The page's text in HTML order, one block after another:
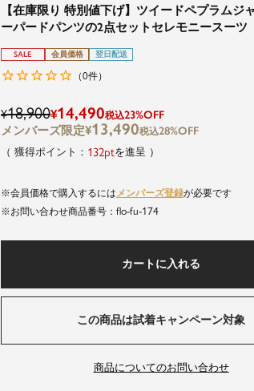
【在庫限り 特別値下げ】ツイードペプラムジ
ーパードパンツの2点セットセレモニースーツ
SALE 会員価格 翌日配送
（0件）
¥18,900¥14,490税込23%OFF
¥13,490税込28%OFF
132 を進呈
会員価格で購入するには メンバーズ登録が必要です
商品番号
flo-fu-174
カートに入れる
この商品は試着キャンペーン対象
商品についてのお問い合わせ